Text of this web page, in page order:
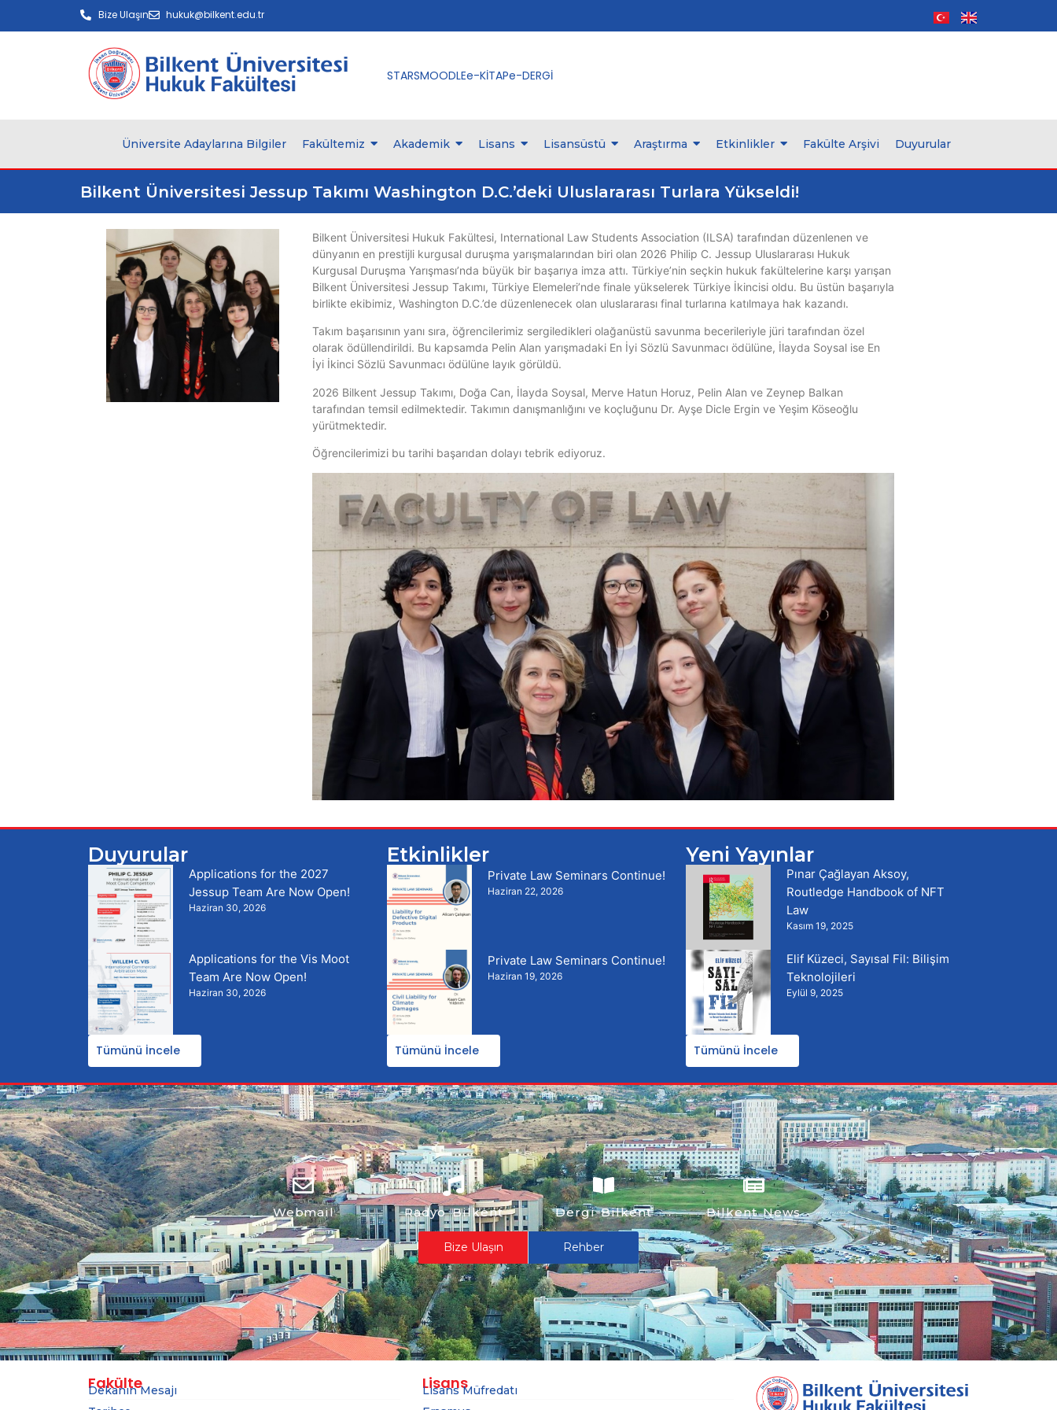
Bize Ulaşın hukuk@bilkent.edu.tr
STARSMOODLEe-KİTAPe-DERGİ
Üniversite Adaylarına Bilgiler Fakültemiz Akademik Lisans Lisansüstü Araştırma Etkinlikler Fakülte Arşivi Duyurular
Bilkent Üniversitesi Jessup Takımı Washington D.C.’deki Uluslararası Turlara Yükseldi!
Bilkent Üniversitesi Hukuk Fakültesi, International Law Students Association (ILSA) tarafından düzenlenen ve
dünyanın en prestijli kurgusal duruşma yarışmalarından biri olan 2026 Philip C. Jessup Uluslararası Hukuk
Kurgusal Duruşma Yarışması’nda büyük bir başarıya imza attı. Türkiye’nin seçkin hukuk fakültelerine karşı yarışan
Bilkent Üniversitesi Jessup Takımı, Türkiye Elemeleri’nde finale yükselerek Türkiye İkincisi oldu. Bu üstün başarıyla
birlikte ekibimiz, Washington D.C.’de düzenlenecek olan uluslararası final turlarına katılmaya hak kazandı.
Takım başarısının yanı sıra, öğrencilerimiz sergiledikleri olağanüstü savunma becerileriyle jüri tarafından özel
olarak ödüllendirildi. Bu kapsamda Pelin Alan yarışmadaki En İyi Sözlü Savunmacı ödülüne, İlayda Soysal ise En
İyi İkinci Sözlü Savunmacı ödülüne layık görüldü.
2026 Bilkent Jessup Takımı, Doğa Can, İlayda Soysal, Merve Hatun Horuz, Pelin Alan ve Zeynep Balkan
tarafından temsil edilmektedir. Takımın danışmanlığını ve koçluğunu Dr. Ayşe Dicle Ergin ve Yeşim Köseoğlu
yürütmektedir.
Öğrencilerimizi bu tarihi başarıdan dolayı tebrik ediyoruz.
Duyurular
Applications for the 2027
Jessup Team Are Now Open!
Haziran 30, 2026
Applications for the Vis Moot
Team Are Now Open!
Haziran 30, 2026
Tümünü İncele
Etkinlikler
Private Law Seminars Continue!
Haziran 22, 2026
Private Law Seminars Continue!
Haziran 19, 2026
Tümünü İncele
Yeni Yayınlar
Pınar Çağlayan Aksoy,
Routledge Handbook of NFT
Law
Kasım 19, 2025
Elif Küzeci, Sayısal Fil: Bilişim
Teknolojileri
Eylül 9, 2025
Tümünü İncele
Webmail Radyo Bilkent Dergi Bilkent Bilkent News
Bize Ulaşın Rehber
Fakülte
Dekanın Mesajı
Lisans
Lisans Müfredatı